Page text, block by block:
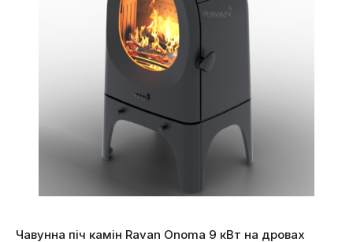
Чавунна піч камін Ravan Onoma 9 кВт на дровах